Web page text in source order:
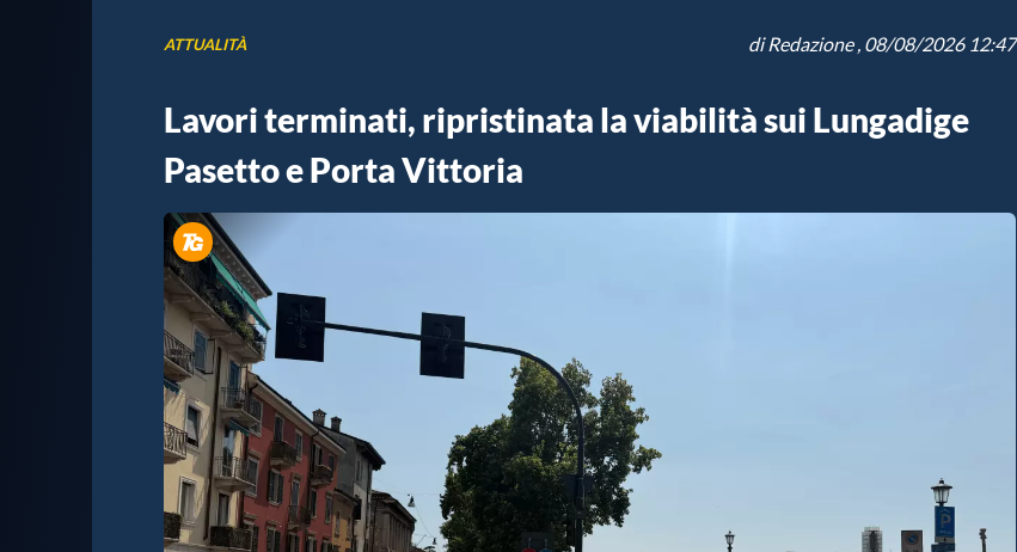
ATTUALITÀ diRedazione, 08/08/2026 12:47
Lavori terminati, ripristinata la viabilità sui Lungadige
Pasetto e Porta Vittoria